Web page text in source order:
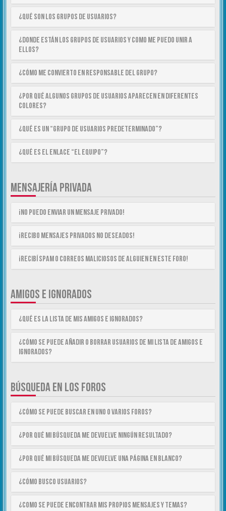
¿Qué son los Grupos de Usuarios?
¿Donde están los Grupos de Usuarios y como me puedo unir a
ellos?
¿Cómo me convierto en Responsable del Grupo?
¿Por qué algunos Grupos de Usuarios aparecen en diferentes
colores?
¿Qué es un “Grupo de Usuarios predeterminado”?
¿Qué es el enlace “El equipo”?
MENSAJERÍA PRIVADA
¡No puedo enviar un mensaje privado!
¡Recibo mensajes privados no deseados!
¡Recibí spam o correos maliciosos de alguien en este foro!
AMIGOS E IGNORADOS
¿Qué es la lista de Mis Amigos e Ignorados?
¿Cómo se puede añadir o borrar usuarios de mi lista de Amigos e
Ignorados?
BÚSQUEDA EN LOS FOROS
¿Cómo se puede buscar en uno o varios foros?
¿Por qué mi búsqueda me devuelve ningún resultado?
¿Por qué mi búsqueda me devuelve una página en blanco?
¿Cómo busco usuarios?
¿Como se puede encontrar mis propios mensajes y temas?